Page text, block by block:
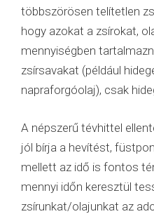
többszörösen telítetlen
hogy azokat a zsírokat,
mennyiségben
zsírsavakat (például
napraforgóolaj), csak
A népszerű tévhittel
jól bírja a hevítést,
mellett az idő is fontos
mennyi időn keresztül
zsírunkat/olajunkat az